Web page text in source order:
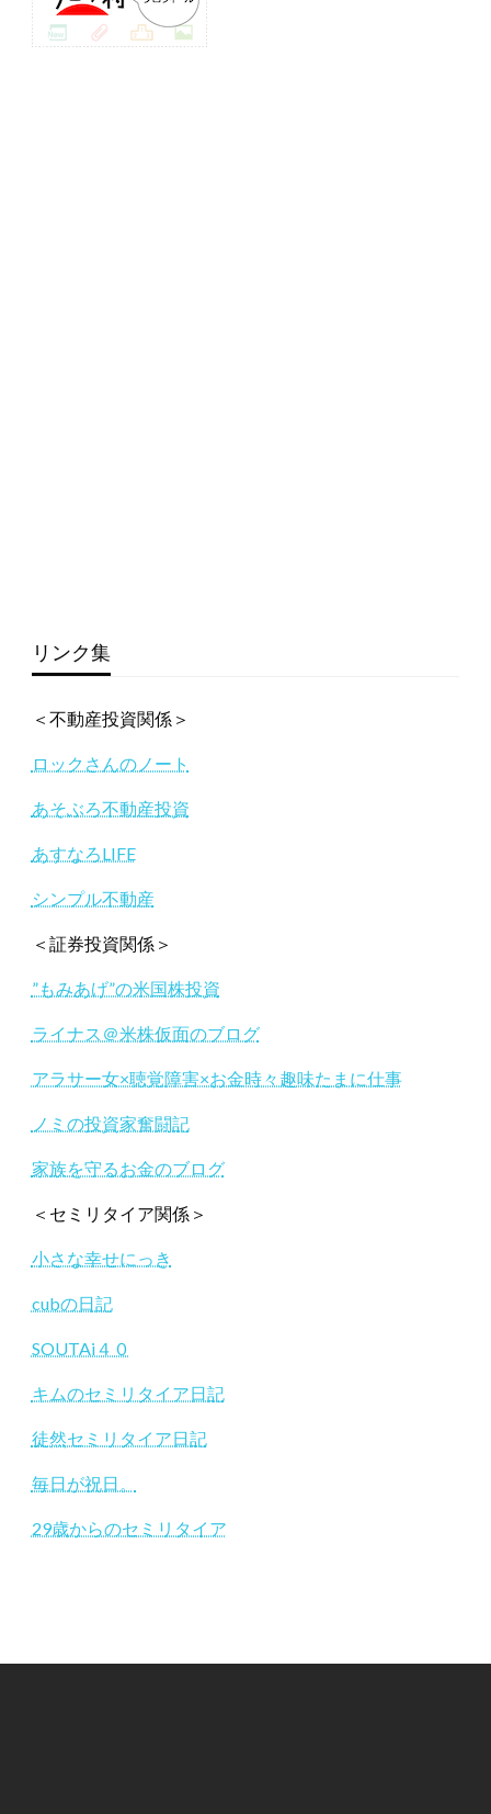
リンク集
＜不動産投資関係＞
ロックさんのノート
あそぶろ不動産投資
あすなろLIFE
シンプル不動産
＜証券投資関係＞
”もみあげ”の米国株投資
ライナス＠米株仮面のブログ
アラサー女×聴覚障害×お金時々趣味たまに仕事
ノミの投資家奮闘記
家族を守るお金のブログ
＜セミリタイア関係＞
小さな幸せにっき
cubの日記
SOUTAi４０
キムのセミリタイア日記
徒然セミリタイア日記
毎日が祝日。
29歳からのセミリタイア